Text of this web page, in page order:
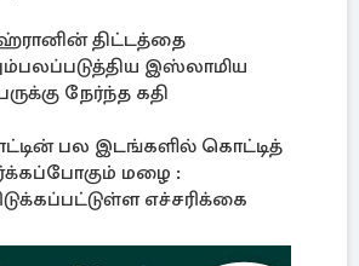
திட்டத்தை
இஸ்லாமிய
நேர்ந்த கதி
பல இடங்களில் கொட்டித்
மழை :
எச்சரிக்கை